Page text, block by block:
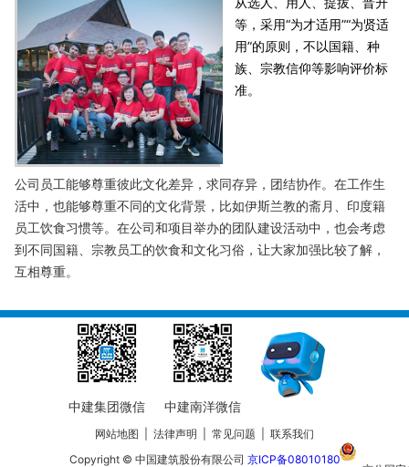
等，采用“为才适用”“为贤适
用”的原则，不以国籍、种
族、宗教信仰等影响评价标
准。
公司员工能够尊重彼此文化差异，求同存异，团结协作。在工作生
活中，也能够尊重不同的文化背景，比如伊斯兰教的斋月、印度籍
员工饮食习惯等。在公司和项目举办的团队建设活动中，也会考虑
到不同国籍、宗教员工的饮食和文化习俗，让大家加强比较了解，
互相尊重。
中建集团微信 中建南洋微信
网站地图 法律声明 常见问题
联系我们
Copyright © 中国建筑股份有限公司 京ICP备08010180